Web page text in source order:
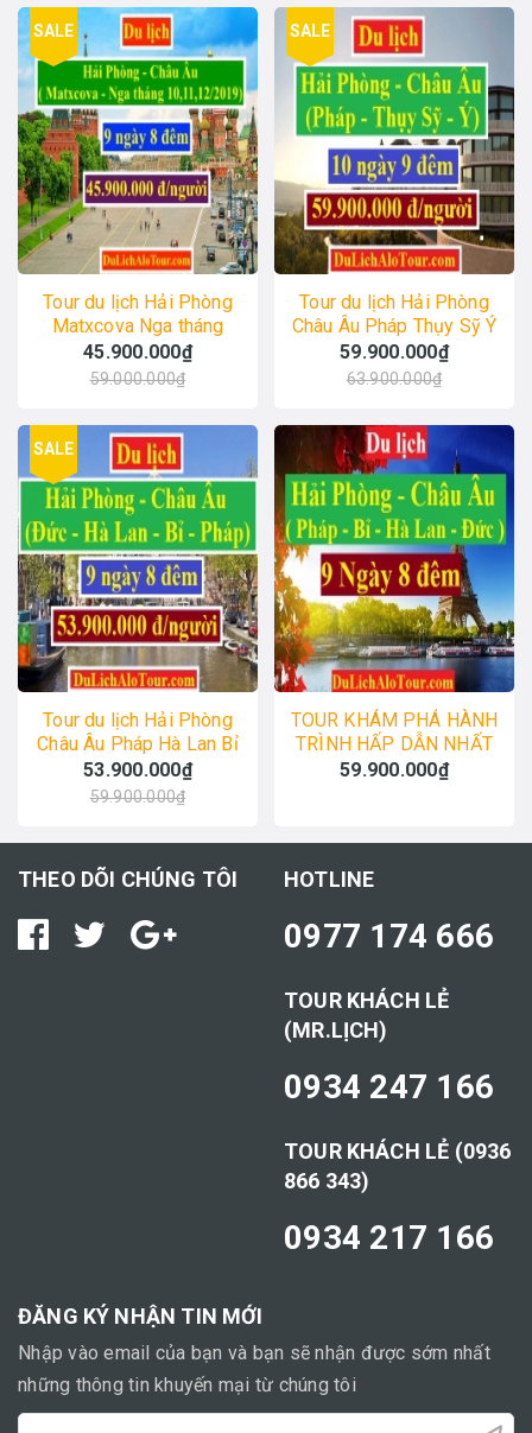
SALE
Tour du lịch Hải Phòng
Matxcova Nga tháng
10,11,12/2019
45.900.000₫
59.000.000₫
SALE
Tour du lịch Hải Phòng
Châu Âu Pháp Thụy Sỹ Ý
59,9 triệu 10 ngày 9 đêm
59.900.000₫
63.900.000₫
SALE
Tour du lịch Hải Phòng
Châu Âu Pháp Hà Lan Bỉ
Pháp 53,9 triệu/người
53.900.000₫
59.900.000₫
TOUR KHÁM PHÁ HÀNH
TRÌNH HẤP DẪN NHẤT
CHÂU ÂU PHÁP – BỈ -
59.900.000₫
THEO DÕI CHÚNG TÔI HOTLINE
0977 174 666
TOUR KHÁCH LẺ
(MR.LỊCH)
0934 247 166
TOUR KHÁCH LẺ (0936
866 343)
0934 217 166
ĐĂNG KÝ NHẬN TIN MỚI
Nhập vào email của bạn và bạn sẽ nhận được sớm nhất
những thông tin khuyến mại từ chúng tôi